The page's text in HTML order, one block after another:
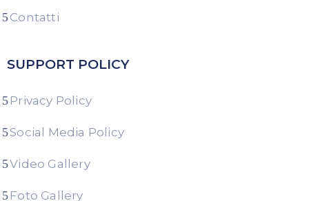
Contatti
SUPPORT POLICY
Privacy Policy
Social Media Policy
Video Gallery
Foto Gallery